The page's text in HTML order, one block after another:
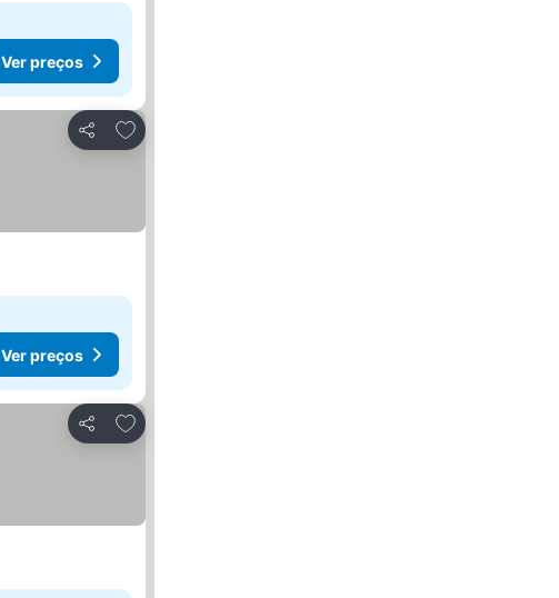
Ver preços
Partilhar
Adicionar aos favoritos
Ver preços
Partilhar
Adicionar aos favoritos